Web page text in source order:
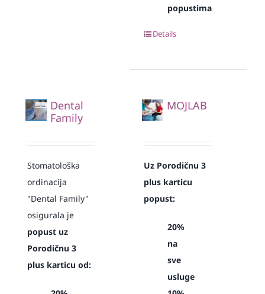
popustima
Details
Dental
Family
Stomatološka
ordinacija
"Dental Family"
osigurala je
popust uz
Porodičnu 3
plus karticu od:
MOJLAB
Uz Porodičnu 3
plus karticu
popust:
20%
na
sve
usluge